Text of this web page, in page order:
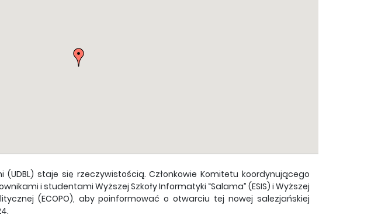
(UDBL) staje się rzeczywistością. Członkowie Komitetu koordynującego
i studentami Wyższej Szkoły Informatyki “Salama” (ESIS) i Wyższej
(ECOPO), aby poinformować o otwarciu tej nowej salezjańskiej